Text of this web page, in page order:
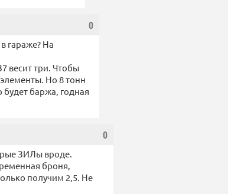
0
гараже? На
весит три. Чтобы
Но 8 тонн
баржа, годная
0
ЗИЛы вроде.
броня,
получим 2,5. Не